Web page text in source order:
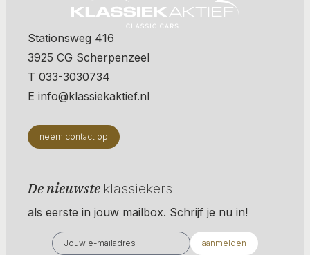
Stationsweg 416
3925 CG Scherpenzeel
T 033-3030734
E info@klassiekaktief.nl
neem contact op
De nieuwste klassiekers
als eerste in jouw mailbox. Schrijf je nu in!
aanmelden